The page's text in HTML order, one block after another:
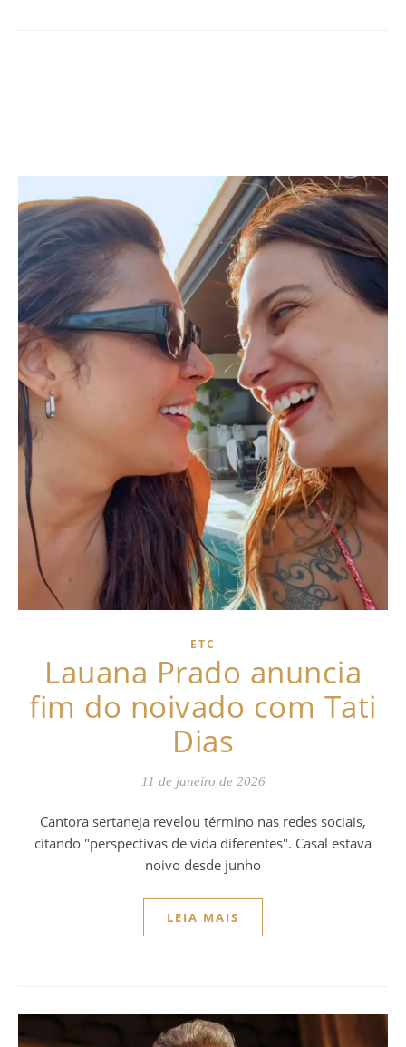
ETC
Lauana Prado anuncia
fim do noivado com Tati
Dias
11 de janeiro de 2026
Cantora sertaneja revelou término nas redes sociais,
citando "perspectivas de vida diferentes". Casal estava
noivo desde junho
LEIA MAIS